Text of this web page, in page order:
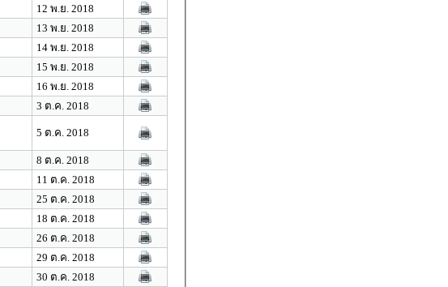
12 พ.ย. 2018
13 พ.ย. 2018
14 พ.ย. 2018
15 พ.ย. 2018
16 พ.ย. 2018
3 ต.ค. 2018
5 ต.ค. 2018
8 ต.ค. 2018
11 ต.ค. 2018
25 ต.ค. 2018
18 ต.ค. 2018
26 ต.ค. 2018
29 ต.ค. 2018
30 ต.ค. 2018